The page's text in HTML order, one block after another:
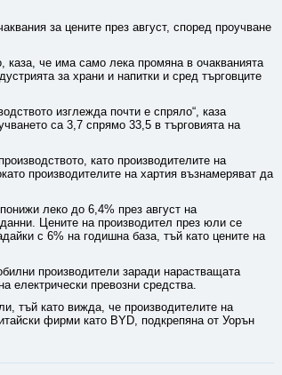
за цените през август, според проучване
че има само лека промяна в очакванията
за храни и напитки и сред търговците
изглежда почти е спряло“, каза
са 3,7 спрямо 33,5 в търговията на
като производителите на
производителите на хартия възнамеряват да
леко до 6,4% през август на
Цените на производител през юли се
с 6% на годишна база, тъй като цените на
производители заради нарастващата
електрически превозни средства.
тъй като вижда, че производителите на
фирми като BYD, подкрепяна от Уорън